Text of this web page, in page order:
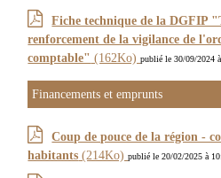
Fiche technique de la DGFIP
renforcement de la vigilance de
comptable" (162Ko)publié le 30/09/2024
Financements et emprunts
Coup de pouce de la région -
habitants (214Ko)publié le 20/02/2025 à